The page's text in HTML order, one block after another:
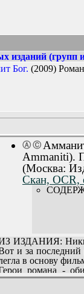
изданий (групп
Бог. (2009) Роман
Ⓐ Ⓒ
Ammaniti).
(Москва:
Скан, OCR,
ИЗДАНИЯ:
и за последний
в основу
романа -